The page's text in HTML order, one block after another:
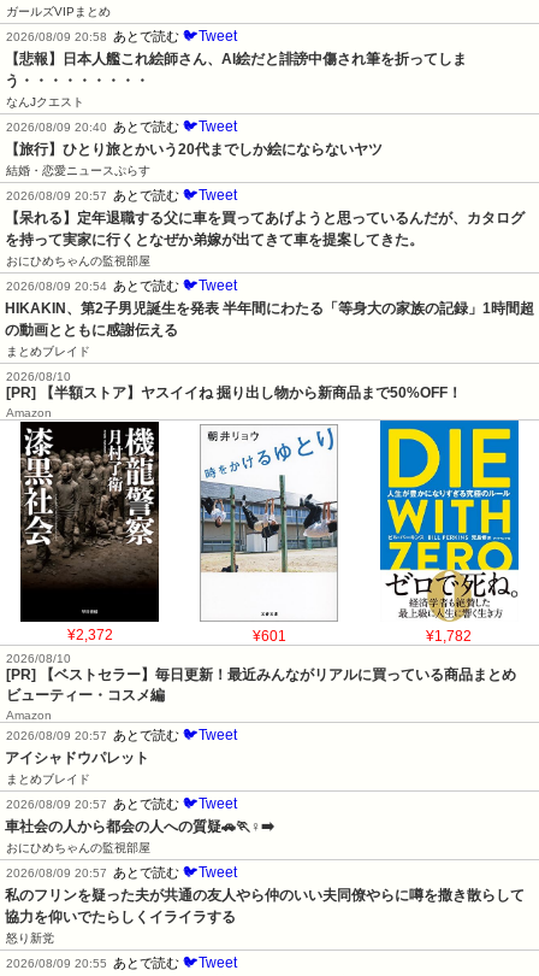
ガールズVIPまとめ
2026/08/09 20:58
あとで読む 🐦Tweet
【悲報】日本人艦これ絵師さん、AI絵だと誹謗中傷され筆を折ってしま
う・・・・・・・・・
なんJクエスト
2026/08/09 20:40
あとで読む 🐦Tweet
【旅行】ひとり旅とかいう20代までしか絵にならないヤツ
結婚・恋愛ニュースぷらす
2026/08/09 20:57
あとで読む 🐦Tweet
【呆れる】定年退職する父に車を買ってあげようと思っているんだが、カタログ
を持って実家に行くとなぜか弟嫁が出てきて車を提案してきた。
おにひめちゃんの監視部屋
2026/08/09 20:54 あとで読む 🐦Tweet
HIKAKIN、第2子男児誕生を発表 半年間にわたる「等身大の家族の記録」1時間超
の動画とともに感謝伝える
まとめブレイド
2026/08/10
[PR] 【半額ストア】ヤスイイね 掘り出し物から新商品まで50%OFF！
Amazon
¥2,372 ¥601 ¥1,782
2026/08/10
[PR] 【ベストセラー】毎日更新！最近みんながリアルに買っている商品まとめ
ビューティー・コスメ編
Amazon
2026/08/09 20:57
あとで読む 🐦Tweet
アイシャドウパレット
まとめブレイド
2026/08/09 20:57
あとで読む 🐦Tweet
車社会の人から都会の人への質疑🚗🏃♀️➡️
おにひめちゃんの監視部屋
2026/08/09 20:57
あとで読む 🐦Tweet
私のフリンを疑った夫が共通の友人やら仲のいい夫同僚やらに噂を撒き散らして
協力を仰いでたらしくイライラする
怒り新党
2026/08/09 20:55
あとで読む 🐦Tweet